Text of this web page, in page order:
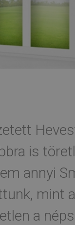
is
annyi
mint
a